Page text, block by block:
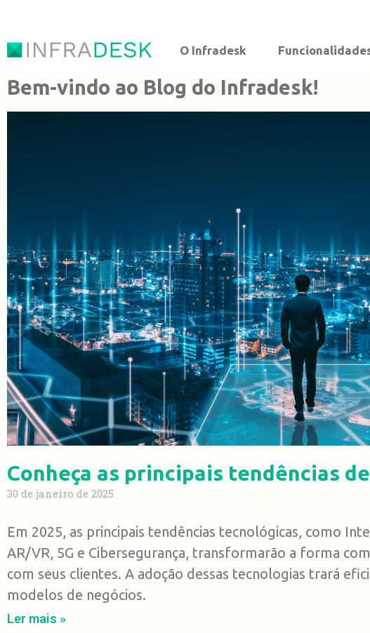
O Infradesk
Bem-vindo ao Blog do Infradesk!
Conheça as principais tendências
30 de janeiro de 2025
Em 2025, as principais tendências tecnológicas, como
AR/VR, 5G e Cibersegurança, transformarão a forma
com seus clientes. A adoção dessas tecnologias trará
modelos de negócios.
Ler mais »